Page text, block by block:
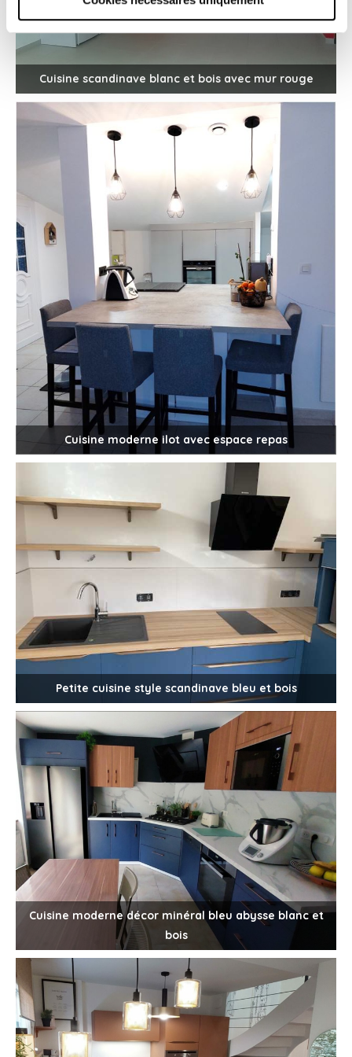
Cuisine scandinave blanc et bois avec mur rouge
Cuisine moderne ilot avec espace repas
Petite cuisine style scandinave bleu et bois
Cuisine moderne décor minéral bleu abysse blanc et
bois